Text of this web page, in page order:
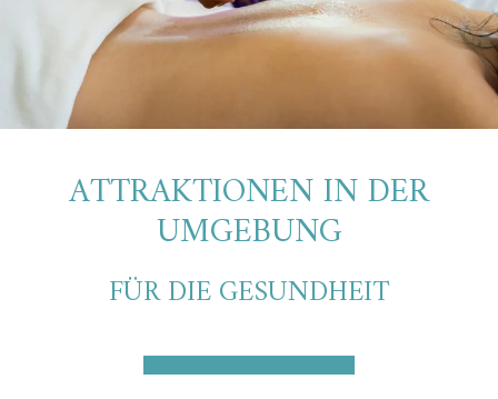
ATTRAKTIONEN IN DER
UMGEBUNG
FÜR DIE GESUNDHEIT